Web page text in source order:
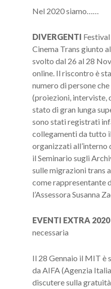
Nel 2020 siamo……
DIVERGENTI
Cinema Trans giunto
svolto dal 26 al 28
online. Il riscontro è
numero di persone
(proiezioni, interviste,
stato di gran lunga
sono stati registrati
collegamenti da tutto
organizzati all’interno
il Seminario sugli
sulle migrazioni trans
come rappresentante
l’Assessora Susanna
EVENTI EXTRA 2020
necessaria
Il 28 Gennaio il MIT è
da AIFA (Agenzia
discutere sulla